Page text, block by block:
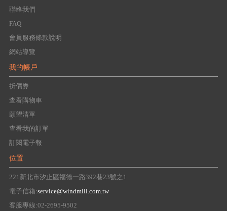
聯絡我們
FAQ
會員服務條款說明
網站導覽
我的帳戶
折價券
查看購物車
願望清單
查看我的訂單
訂閱電子報
位置
221新北市汐止區福德一路392巷23號之1
電子信箱:service@windmill.com.tw
客服專線:02-2695-9502